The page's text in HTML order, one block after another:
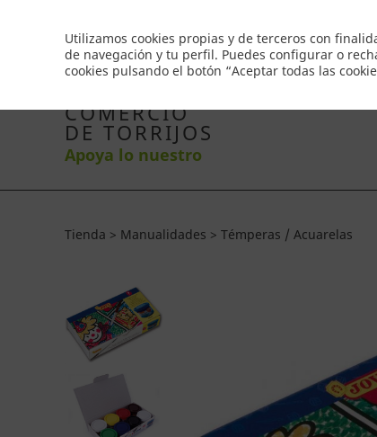
Utilizamos cookies propias y de terceros con
de navegación y tu perfil. Puedes configurar o
cookies pulsando el botón “Aceptar todas las
Inicio Productos Comercios Ofertas
COMERCIO
DE TORRIJOS
Apoya lo nuestro
Tienda > Manualidades > Témperas / Acuarelas